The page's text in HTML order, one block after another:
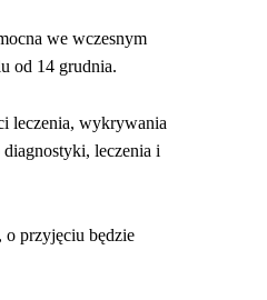
we wczesnym
od 14 grudnia.
leczenia, wykrywania
leczenia i
o przyjęciu będzie